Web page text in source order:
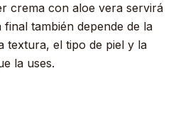
crema con aloe vera servirá
final también depende de la
textura, el tipo de piel y la
la uses.